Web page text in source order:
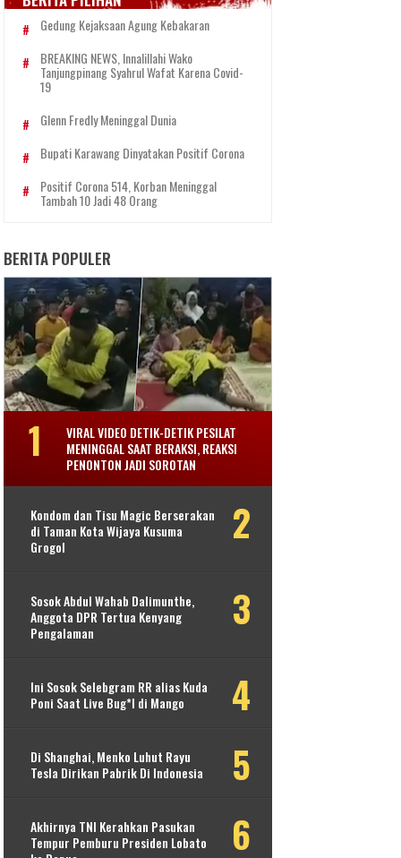
Gedung Kejaksaan Agung Kebakaran
BREAKING NEWS, Innalillahi Wako
Tanjungpinang Syahrul Wafat Karena Covid-
19
Glenn Fredly Meninggal Dunia
Bupati Karawang Dinyatakan Positif Corona
Positif Corona 514, Korban Meninggal
Tambah 10 Jadi 48 Orang
BERITA POPULER
VIRAL VIDEO DETIK-DETIK PESILAT
MENINGGAL SAAT BERAKSI, REAKSI
PENONTON JADI SOROTAN
Kondom dan Tisu Magic Berserakan
di Taman Kota Wijaya Kusuma
Grogol
Sosok Abdul Wahab Dalimunthe,
Anggota DPR Tertua Kenyang
Pengalaman
Ini Sosok Selebgram RR alias Kuda
Poni Saat Live Bug*l di Mango
Di Shanghai, Menko Luhut Rayu
Tesla Dirikan Pabrik Di Indonesia
Akhirnya TNI Kerahkan Pasukan
Tempur Pemburu Presiden Lobato